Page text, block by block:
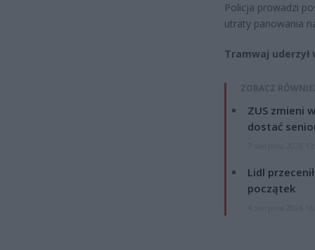
Policja prowadzi
utraty panowania
Tramwaj
ZOBACZ
ZUS zmieni
dostać
Lidl
początek